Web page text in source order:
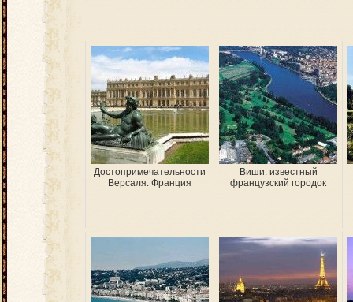
Достопримечательности
Версаля: Франция
Виши: известный
французский городок